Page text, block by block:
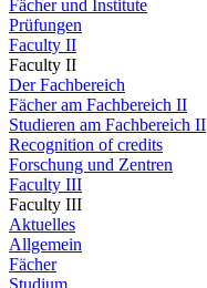
Fächer und Institute
Prüfungen
Faculty II
Faculty II
Der Fachbereich
Fächer am Fachbereich II
Studieren am Fachbereich II
Recognition of credits
Forschung und Zentren
Faculty III
Faculty III
Aktuelles
Allgemein
Fächer
Studium